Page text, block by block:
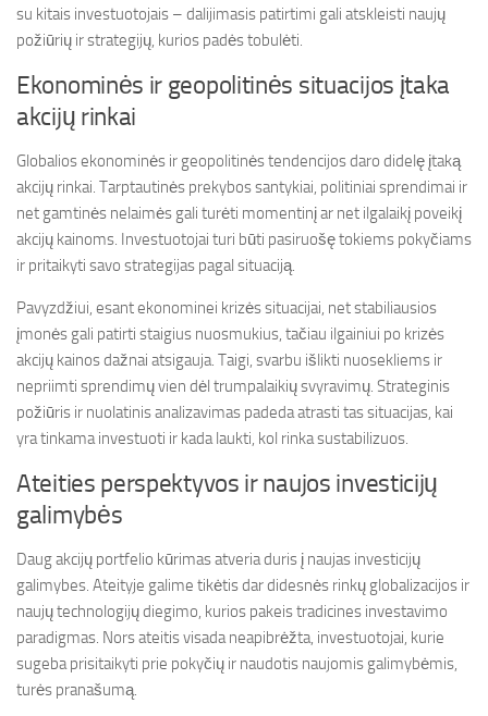
su kitais investuotojais – dalijimasis patirtimi gali atskleisti naujų
požiūrių ir strategijų, kurios padės tobulėti.
Ekonominės ir geopolitinės situacijos įtaka
akcijų rinkai
Globalios ekonominės ir geopolitinės tendencijos daro didelę įtaką
akcijų rinkai. Tarptautinės prekybos santykiai, politiniai sprendimai ir
net gamtinės nelaimės gali turėti momentinį ar net ilgalaikį poveikį
akcijų kainoms. Investuotojai turi būti pasiruošę tokiems pokyčiams
ir pritaikyti savo strategijas pagal situaciją.
Pavyzdžiui, esant ekonominei krizės situacijai, net stabiliausios
įmonės gali patirti staigius nuosmukius, tačiau ilgainiui po krizės
akcijų kainos dažnai atsigauja. Taigi, svarbu išlikti nuosekliems ir
nepriimti sprendimų vien dėl trumpalaikių svyravimų. Strateginis
požiūris ir nuolatinis analizavimas padeda atrasti tas situacijas, kai
yra tinkama investuoti ir kada laukti, kol rinka sustabilizuos.
Ateities perspektyvos ir naujos investicijų
galimybės
Daug akcijų portfelio kūrimas atveria duris į naujas investicijų
galimybes. Ateityje galime tikėtis dar didesnės rinkų globalizacijos ir
naujų technologijų diegimo, kurios pakeis tradicines investavimo
paradigmas. Nors ateitis visada neapibrėžta, investuotojai, kurie
sugeba prisitaikyti prie pokyčių ir naudotis naujomis galimybėmis,
turės pranašumą.